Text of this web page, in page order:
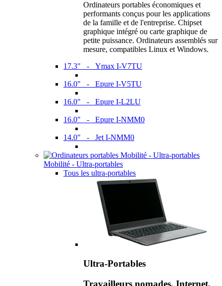
Ordinateurs portables économiques et
performants conçus pour les applications
de la famille et de l'entreprise. Chipset
graphique intégré ou carte graphique de
petite puissance. Ordinateurs assemblés sur
mesure, compatibles Linux et Windows.
17.3" - Ymax I-V7TU
16.0" - Epure I-V5TU
16.0" - Epure I-L2LU
16.0" - Epure I-NMM0
14.0" - Jet I-NMM0
Mobilité - Ultra-portables
Tous les ultra-portables
Ultra-Portables
Travailleurs nomades, Internet,